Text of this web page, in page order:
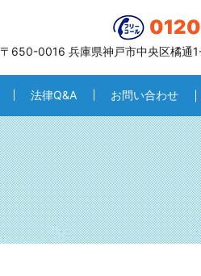
〒650-0016 兵庫県神戸市中央区橘通
法律Q&A お問い合わせ